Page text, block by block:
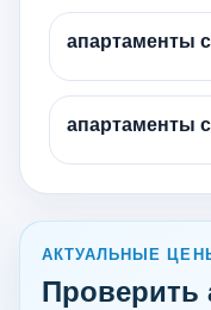
апартаменты
апартаменты
АКТУАЛЬНЫЕ ЦЕНЫ
Проверить